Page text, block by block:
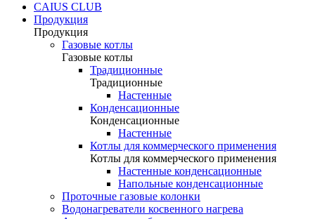
CAIUS CLUB
Продукция
Продукция
Газовые котлы
Газовые котлы
Традиционные
Традиционные
Настенные
Конденсационные
Конденсационные
Настенные
Котлы для коммерческого применения
Котлы для коммерческого применения
Настенные конденсационные
Напольные конденсационные
Проточные газовые колонки
Водонагреватели косвенного нагрева